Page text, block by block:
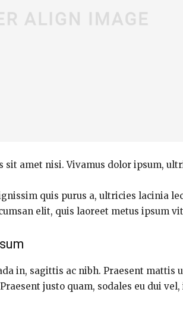
amet nisi. Vivamus dolor ipsum,
quis purus a, ultricies lacinia
elit, quis laoreet metus ipsum
in, sagittis ac nibh. Praesent
justo quam, sodales eu dui